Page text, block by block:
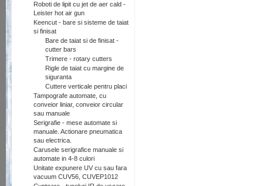
Roboti de lipit cu jet de aer cald -
Leister hot air gun
Keencut - bare si sisteme de taiat
si finisat
Bare de taiat si de finisat -
cutter bars
Trimere - rotary cutters
Rigle de taiat cu margine de
siguranta
Cuttere verticale pentru placi
Tampografe automate, cu
conveior liniar, conveior circular
sau manuale
Serigrafie - mese automate si
manuale. Actionare pneumatica
sau electrica.
Carusele serigrafice manuale si
automate in 4-8 culori
Unitate expunere UV cu sau fara
vacuum CUV56, CUVEP1012